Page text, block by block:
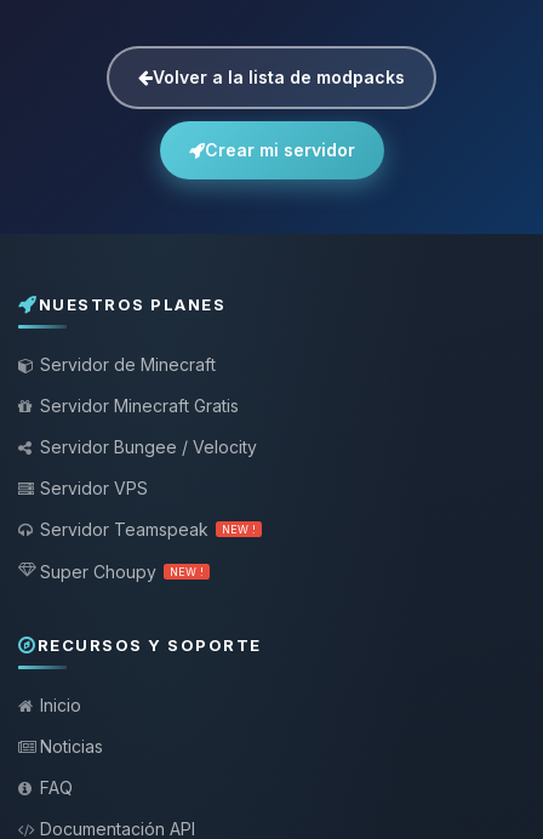
Volver a la lista de modpacks
Crear mi servidor
NUESTROS PLANES
Servidor de Minecraft
Servidor Minecraft Gratis
Servidor Bungee / Velocity
Servidor VPS
Servidor Teamspeak
NEW !
Super Choupy NEW !
RECURSOS Y SOPORTE
Inicio
Noticias
FAQ
Documentación API